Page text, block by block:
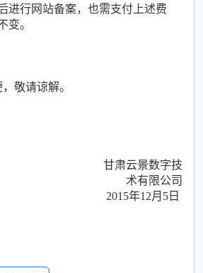
进行网站备案，也需支付上述费
变。
敬请谅解。
景数字技
术有限公司
2015年12月5日